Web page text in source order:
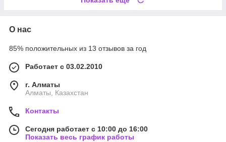
О нас
85% положительных из 13 отзывов за год
Работает с 03.02.2010
г. Алматы
Алматы, Казахстан
Контакты
Сегодня работает с 10:00 до 16:00
Показать весь график работы